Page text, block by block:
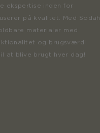
ekspertise inden for
på kvalitet. Med Södahl
materialer med
og brugsværdi.
at blive brugt hver dag!